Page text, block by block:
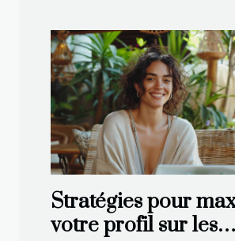
Stratégies pour
votre profil sur les